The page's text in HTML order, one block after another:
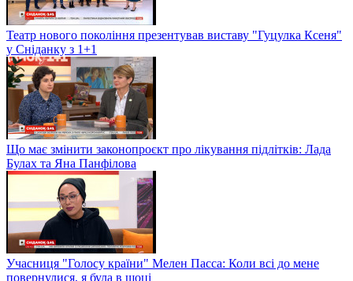
Театр нового покоління презентував виставу "Гуцулка Ксеня"
у Сніданку з 1+1
Що має змінити законопроєкт про лікування підлітків: Лада
Булах та Яна Панфілова
Учасниця "Голосу країни" Мелен Пасса: Коли всі до мене
повернулися, я була в шоці